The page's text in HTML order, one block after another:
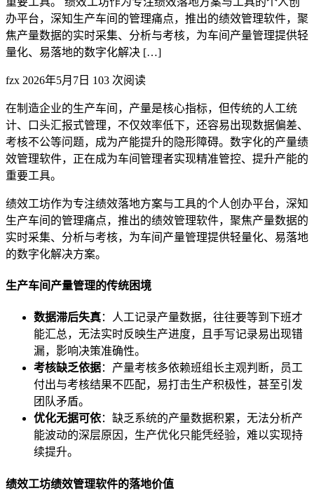
办平台，深知生产车间的管理痛点，推出的绩效管理软件，聚
焦产量数据的实时采集、分析与考核，为车间产量管理提供轻
量化、易落地的数字化解决 […]
fzx 2026年5月7日 103 次阅读
在制造企业的生产车间，产量是核心指标，但传统的人工统
计、口头汇报式管理，不仅效率低下，还容易出现数据偏差、
考核不公等问题，成为产能提升的隐形障碍。数字化的产量绩
效管理软件，正在成为车间管理者实现精准管控、提升产能的
重要工具。
绩效工坊作为专注绩效落地方案与工具的个人创办平台，深知
生产车间的管理痛点，推出的绩效管理软件，聚焦产量数据的
实时采集、分析与考核，为车间产量管理提供轻量化、易落地
的数字化解决方案。
生产车间产量管理的传统困境
数据滞后失真：人工记录产量数据，往往要等到下班才
能汇总，无法实时反映生产进度，且手写记录易出现错
漏，影响决策准确性。
考核缺乏依据：产量考核多依赖班组长主观判断，员工
付出与考核结果不匹配，易打击生产积极性，甚至引发
团队矛盾。
优化无据可依：缺乏系统的产量数据积累，无法分析产
能波动的深层原因，生产优化只能凭经验，难以实现持
续提升。
绩效工坊绩效管理软件的落地价值